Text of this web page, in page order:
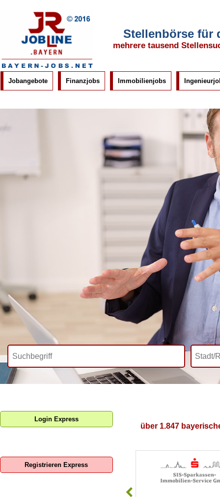
Stellenbörse für
mehrere tausend
Jobangebote Finanzjobs Immobilienjobs
über 1.847
Login Express
Registrieren Express